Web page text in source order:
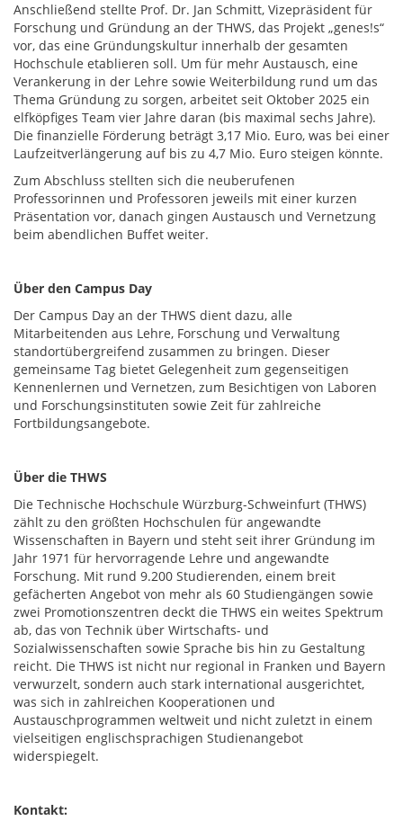
Anschließend stellte Prof. Dr. Jan Schmitt, Vizepräsident für
Forschung und Gründung an der THWS, das Projekt „genes!s“
vor, das eine Gründungskultur innerhalb der gesamten
Hochschule etablieren soll. Um für mehr Austausch, eine
Verankerung in der Lehre sowie Weiterbildung rund um das
Thema Gründung zu sorgen, arbeitet seit Oktober 2025 ein
elfköpfiges Team vier Jahre daran (bis maximal sechs Jahre).
Die finanzielle Förderung beträgt 3,17 Mio. Euro, was bei einer
Laufzeitverlängerung auf bis zu 4,7 Mio. Euro steigen könnte.
Zum Abschluss stellten sich die neuberufenen
Professorinnen und Professoren jeweils mit einer kurzen
Präsentation vor, danach gingen Austausch und Vernetzung
beim abendlichen Buffet weiter.
Über den Campus Day
Der Campus Day an der THWS dient dazu, alle
Mitarbeitenden aus Lehre, Forschung und Verwaltung
standortübergreifend zusammen zu bringen. Dieser
gemeinsame Tag bietet Gelegenheit zum gegenseitigen
Kennenlernen und Vernetzen, zum Besichtigen von Laboren
und Forschungsinstituten sowie Zeit für zahlreiche
Fortbildungsangebote.
Über die THWS
Die Technische Hochschule Würzburg-Schweinfurt (THWS)
zählt zu den größten Hochschulen für angewandte
Wissenschaften in Bayern und steht seit ihrer Gründung im
Jahr 1971 für hervorragende Lehre und angewandte
Forschung. Mit rund 9.200 Studierenden, einem breit
gefächerten Angebot von mehr als 60 Studiengängen sowie
zwei Promotionszentren deckt die THWS ein weites Spektrum
ab, das von Technik über Wirtschafts- und
Sozialwissenschaften sowie Sprache bis hin zu Gestaltung
reicht. Die THWS ist nicht nur regional in Franken und Bayern
verwurzelt, sondern auch stark international ausgerichtet,
was sich in zahlreichen Kooperationen und
Austauschprogrammen weltweit und nicht zuletzt in einem
vielseitigen englischsprachigen Studienangebot
widerspiegelt.
Kontakt: